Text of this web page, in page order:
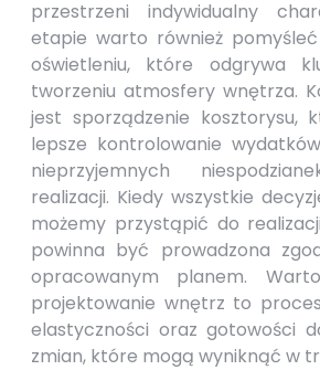
przestrzeni indywidualny
etapie warto również
oświetleniu, które odgrywa
tworzeniu atmosfery wnętrza.
jest sporządzenie kosztorysu,
lepsze kontrolowanie
nieprzyjemnych
realizacji. Kiedy wszystkie
możemy przystąpić do
powinna być prowadzona
opracowanym planem.
projektowanie wnętrz to
elastyczności oraz gotowości
zmian, które mogą wyniknąć w